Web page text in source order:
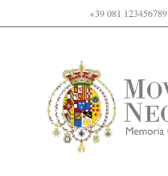
al
+39 081 123456789